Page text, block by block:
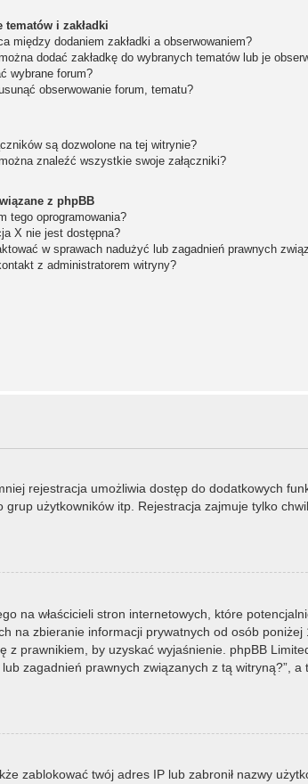
tematów i zakładki
między dodaniem zakładki a obserwowaniem?
dodać zakładkę do wybranych tematów lub je
wybrane forum?
obserwowanie forum, tematu?
są dozwolone na tej witrynie?
znaleźć wszystkie swoje załączniki?
z phpBB
tego oprogramowania?
X nie jest dostępna?
w sprawach nadużyć lub zagadnień prawnych
z administratorem witryny?
rejestracja umożliwia dostęp do dodatkowych
użytkowników itp. Rejestracja zajmuje tylko
na właścicieli stron internetowych, które
na zbieranie informacji prywatnych od osób
prawnikiem, by uzyskać wyjaśnienie. phpBB
zagadnień prawnych związanych z tą witryną?”, a
zablokować twój adres IP lub zabronił nazwy